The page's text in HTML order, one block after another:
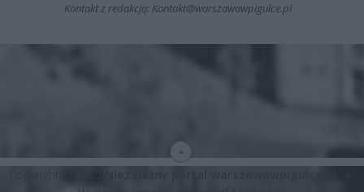
Kontakt z redakcją: Kontakt@warszawawpigulce.pl